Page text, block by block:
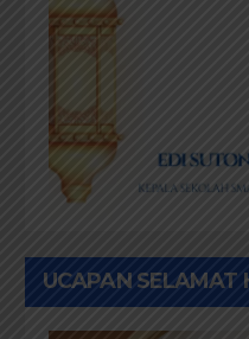
UCAPAN SELAMAT